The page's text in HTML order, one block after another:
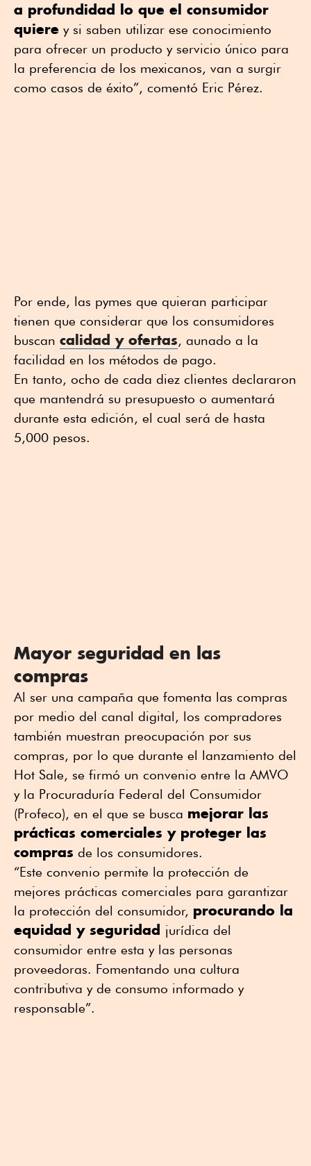
a profundidad lo que el consumidor
quiere y si saben utilizar ese conocimiento
para ofrecer un producto y servicio único para
la preferencia de los mexicanos, van a surgir
como casos de éxito”, comentó Eric Pérez.
Por ende, las pymes que quieran participar
tienen que considerar que los consumidores
buscan calidad y ofertas, aunado a la
facilidad en los métodos de pago.
En tanto, ocho de cada diez clientes declararon
que mantendrá su presupuesto o aumentará
durante esta edición, el cual será de hasta
5,000 pesos.
Mayor seguridad en las
compras
Al ser una campaña que fomenta las compras
por medio del canal digital, los compradores
también muestran preocupación por sus
compras, por lo que durante el lanzamiento del
Hot Sale, se firmó un convenio entre la AMVO
y la Procuraduría Federal del Consumidor
(Profeco), en el que se busca mejorar las
prácticas comerciales y proteger las
compras de los consumidores.
“Este convenio permite la protección de
mejores prácticas comerciales para garantizar
la protección del consumidor, procurando la
equidad y seguridad jurídica del
consumidor entre esta y las personas
proveedoras. Fomentando una cultura
contributiva y de consumo informado y
responsable”.